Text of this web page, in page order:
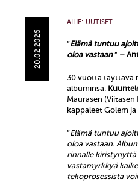
20.02.2026
AIHE: UUTISET
”Elämä tuntuu
oloa vastaan.” –
30 vuotta täyttävä
albuminsa.
Maurasen
kappaleet Golem
”Elämä tuntuu
oloa vastaan.
rinnalle
vastamyrkkyä
tekoprosessista